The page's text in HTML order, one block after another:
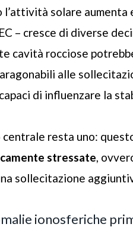
l’attività solare
– cresce di diverse
cavità rocciose
alle
di influenzare la
centrale resta uno:
stressate,
sollecitazione
ionosferiche